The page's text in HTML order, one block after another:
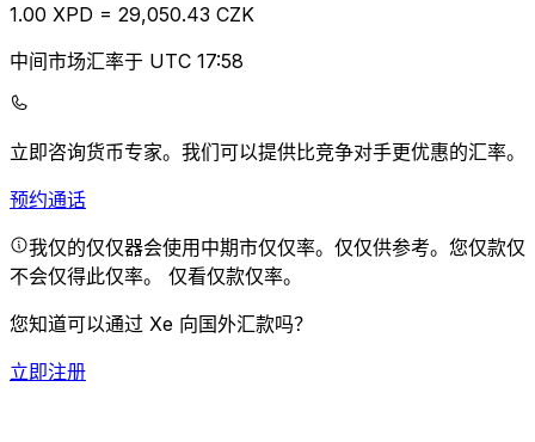
1.00 XPD = 29,050.43 CZK
中间市场汇率于 UTC 17:58
立即咨询货币专家。 我们可以提供比竞争对手更优惠的汇率。
预约通话
我仅的仅仅器会使用中期市仅仅率。仅仅供参考。您仅款仅
不会仅得此仅率。 仅看仅款仅率。
您知道可以通过 Xe 向国外汇款吗？
立即注册